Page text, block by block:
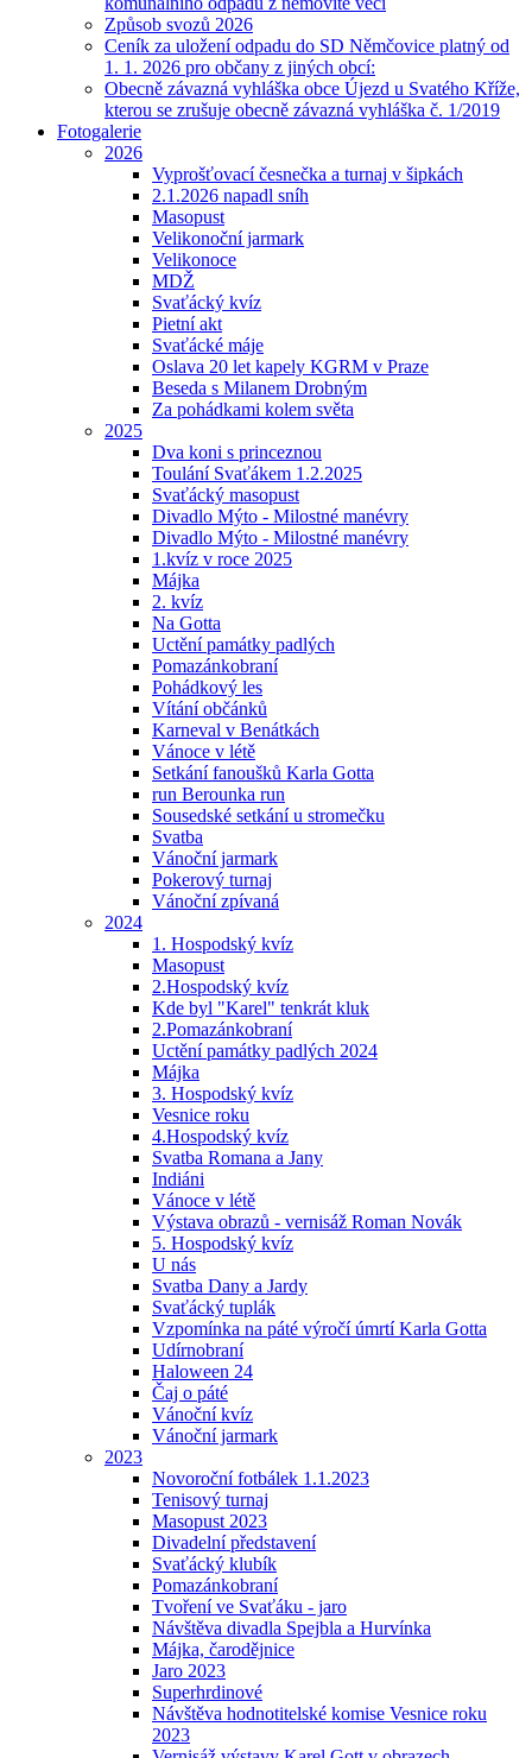
Způsob svozů 2026
Ceník za uložení odpadu do SD Němčovice platný od
1. 1. 2026 pro občany z jiných obcí:
Obecně závazná vyhláška obce Újezd u Svatého Kříže,
kterou se zrušuje obecně závazná vyhláška č. 1/2019
Fotogalerie
2026
Vyprošťovací česnečka a turnaj v šipkách
2.1.2026 napadl sníh
Masopust
Velikonoční jarmark
Velikonoce
MDŽ
Svaťácký kvíz
Pietní akt
Svaťácké máje
Oslava 20 let kapely KGRM v Praze
Beseda s Milanem Drobným
Za pohádkami kolem světa
2025
Dva koni s princeznou
Toulání Svaťákem 1.2.2025
Svaťácký masopust
Divadlo Mýto - Milostné manévry
Divadlo Mýto - Milostné manévry
1.kvíz v roce 2025
Májka
2. kvíz
Na Gotta
Uctění památky padlých
Pomazánkobraní
Pohádkový les
Vítání občánků
Karneval v Benátkách
Vánoce v létě
Setkání fanoušků Karla Gotta
run Berounka run
Sousedské setkání u stromečku
Svatba
Vánoční jarmark
Pokerový turnaj
Vánoční zpívaná
2024
1. Hospodský kvíz
Masopust
2.Hospodský kvíz
Kde byl "Karel" tenkrát kluk
2.Pomazánkobraní
Uctění památky padlých 2024
Májka
3. Hospodský kvíz
Vesnice roku
4.Hospodský kvíz
Svatba Romana a Jany
Indiáni
Vánoce v létě
Výstava obrazů - vernisáž Roman Novák
5. Hospodský kvíz
U nás
Svatba Dany a Jardy
Svaťácký tuplák
Vzpomínka na páté výročí úmrtí Karla Gotta
Udírnobraní
Haloween 24
Čaj o páté
Vánoční kvíz
Vánoční jarmark
2023
Novoroční fotbálek 1.1.2023
Tenisový turnaj
Masopust 2023
Divadelní představení
Svaťácký klubík
Pomazánkobraní
Tvoření ve Svaťáku - jaro
Návštěva divadla Spejbla a Hurvínka
Májka, čarodějnice
Jaro 2023
Superhrdinové
Návštěva hodnotitelské komise Vesnice roku
2023